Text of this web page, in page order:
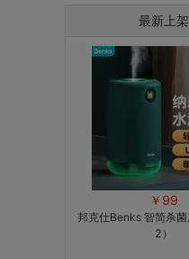
最新上架
￥99
邦克仕Benks 智简杀菌加湿器（JS0
2）